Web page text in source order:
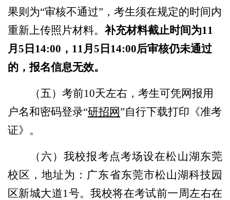
果则为“审核不通过”，考生须在规定的时间内
重新上传照片材料。 补充材料截止时间为11
月5日14:00，11月5日14:00后审核仍未通过
的，报名信息无效。
（五） 考前10天左右，考生可凭网报用
户名和密码登录“研招网”自行下载打印《准考
证》 。
（六）我校报考点考场设在松山湖东莞
校区，地址为：广东省东莞市松山湖科技园
区新城大道1号。我校将在考试前一周左右在